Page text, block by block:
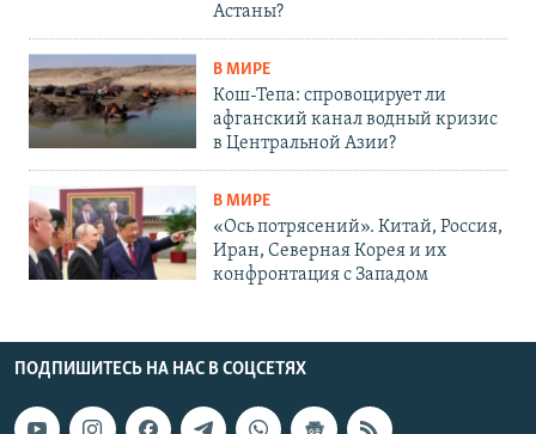
Астаны?
В МИРЕ
Кош-Тепа: спровоцирует ли
афганский канал водный кризис
в Центральной Азии?
В МИРЕ
«Ось потрясений». Китай, Россия,
Иран, Северная Корея и их
конфронтация с Западом
ПОДПИШИТЕСЬ НА НАС В СОЦСЕТЯХ